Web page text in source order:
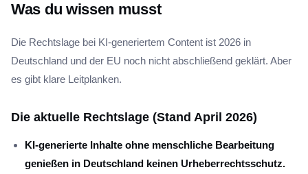
Was du wissen musst
Die Rechtslage bei KI-generiertem Content ist 2026 in
Deutschland und der EU noch nicht abschließend geklärt. Aber
es gibt klare Leitplanken.
Die aktuelle Rechtslage (Stand April 2026)
KI-generierte Inhalte ohne menschliche Bearbeitung
genießen in Deutschland keinen Urheberrechtsschutz.